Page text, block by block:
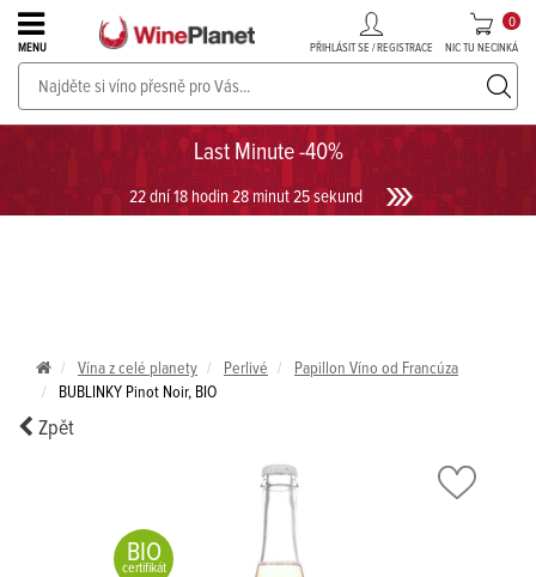
Last Minute -40%
22 dní 18 hodin 28 minut 25 sekund
MENU PŘIHLÁSIT SE / REGISTRACE NIC TU NECINKÁ
0
PROSECCO v akci až do -30%!UKÁZAT PROSECCO
Vína z celé planety Perlivé
Papillon Víno od Francúza
BUBLINKY Pinot Noir, BIO
Zpět
BIO
certifikát